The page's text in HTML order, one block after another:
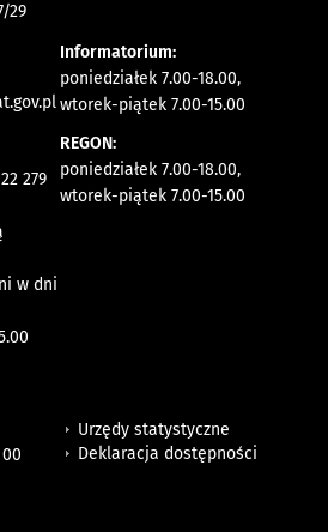
29
279
w dni
Informatorium:
poniedziałek 7.00-18.00,
wtorek-piątek 7.00-15.00
REGON:
poniedziałek 7.00-18.00,
wtorek-piątek 7.00-15.00
Urzędy statystyczne
Deklaracja dostępności